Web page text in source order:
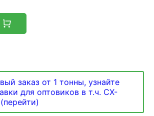
заказ от 1 тонны, узнайте
для оптовиков в т.ч. СХ-